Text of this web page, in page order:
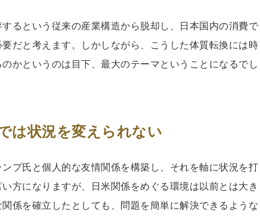
るという従来の産業構造から脱却し、日本国内の消費で
だと考えます。しかしながら、こうした体質転換には時
かというのは目下、最大のテーマということになるでし
は状況を変えられない
プ氏と個人的な友情関係を構築し、それを軸に状況を打
方になりますが、日米関係をめぐる環境は以前とは大き
係を確立したとしても、問題を簡単に解決できるような